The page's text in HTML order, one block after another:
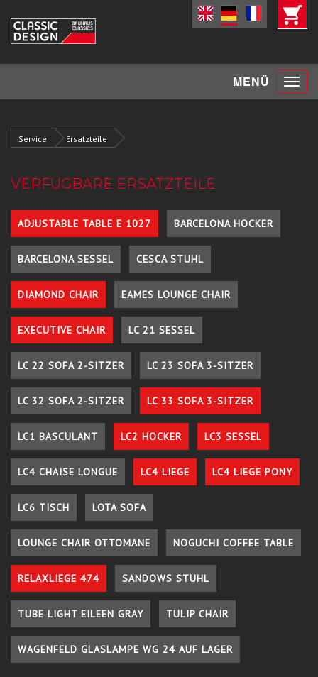
MENÜ Toggle
Service Ersatzteile
VERFÜGBARE ERSATZTEILE
ADJUSTABLE TABLE E 1027 BARCELONA HOCKER
BARCELONA SESSEL CESCA STUHL
DIAMOND CHAIR EAMES LOUNGE CHAIR
EXECUTIVE CHAIR LC 21 SESSEL
LC 22 SOFA 2-SITZER LC 23 SOFA 3-SITZER
LC 32 SOFA 2-SITZER LC 33 SOFA 3-SITZER
LC1 BASCULANT LC2 HOCKER LC3 SESSEL
LC4 CHAISE LONGUE LC4 LIEGE LC4 LIEGE PONY
LC6 TISCH LOTA SOFA
LOUNGE CHAIR OTTOMANE NOGUCHI COFFEE TABLE
RELAXLIEGE 474 SANDOWS STUHL
TUBE LIGHT EILEEN GRAY TULIP CHAIR
WAGENFELD GLASLAMPE WG 24 AUF LAGER